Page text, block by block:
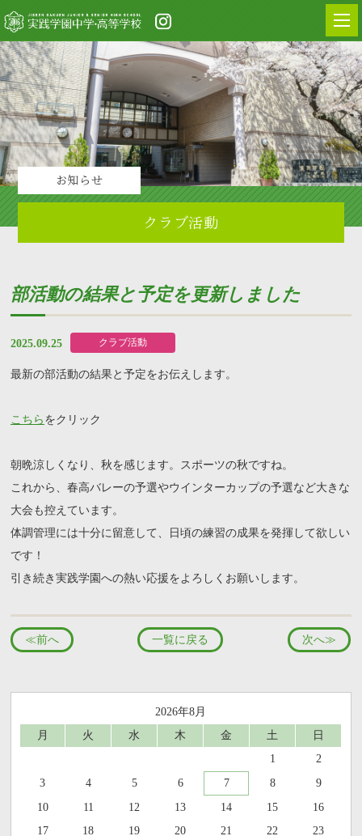
お知らせ
クラブ活動
部活動の結果と予定を更新しました
2025.09.25 クラブ活動
最新の部活動の結果と予定をお伝えします。
こちらをクリック
朝晩涼しくなり、秋を感じます。スポーツの秋ですね。
これから、春高バレーの予選やウインターカップの予選など大きな
大会も控えています。
体調管理には十分に留意して、日頃の練習の成果を発揮して欲しい
です！
引き続き実践学園への熱い応援をよろしくお願いします。
≪前へ 一覧に戻る 次へ≫
2026年8月
月
火 水 木 金 土 日
1
2
3
4 5 6 7 8
9
10
11 12 13 14 15
16
17
18 19 20 21 22
23